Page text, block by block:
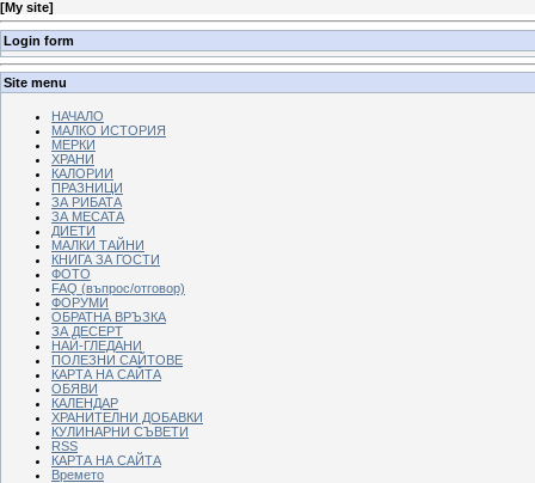
[My site]
Login form
Site menu
НАЧАЛО
МАЛКО ИСТОРИЯ
МЕРКИ
ХРАНИ
КАЛОРИИ
ПРАЗНИЦИ
ЗА РИБАТА
ЗА МЕСАТА
ДИЕТИ
МАЛКИ ТАЙНИ
КНИГА ЗА ГОСТИ
ФОТО
FAQ (въпрос/отговор)
ФОРУМИ
ОБРАТНА ВРЪЗКА
ЗА ДЕСЕРТ
НАЙ-ГЛЕДАНИ
ПОЛЕЗНИ САЙТОВЕ
КАРТА НА САЙТА
ОБЯВИ
КАЛЕНДАР
ХРАНИТЕЛНИ ДОБАВКИ
КУЛИНАРНИ СЪВЕТИ
RSS
КАРТА НА САЙТА
Времето